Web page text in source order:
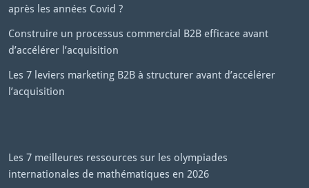
après les années Covid ?
Construire un processus commercial B2B efficace avant
d’accélérer l’acquisition
Les 7 leviers marketing B2B à structurer avant d’accélérer
l’acquisition
Les 7 meilleures ressources sur les olympiades
internationales de mathématiques en 2026